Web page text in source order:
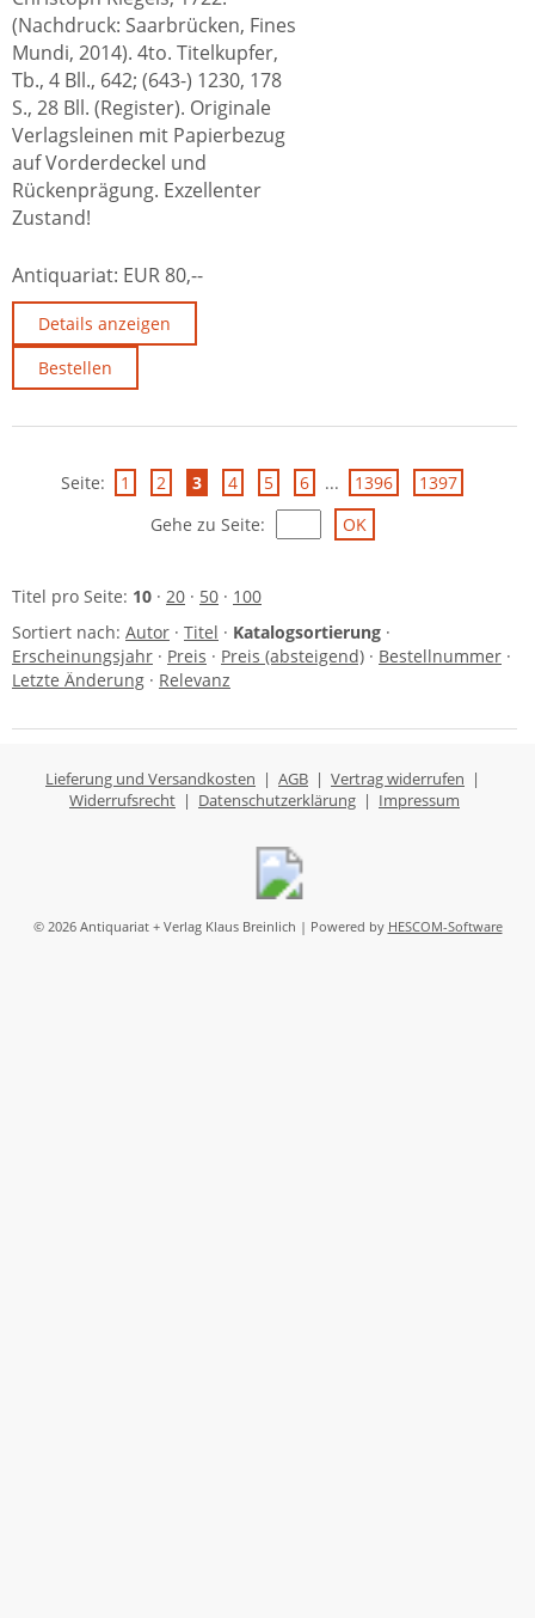
(Nachdruck: Saarbrücken, Fines
Mundi, 2014). 4to. Titelkupfer,
Tb., 4 Bll., 642; (643-) 1230, 178
S., 28 Bll. (Register). Originale
Verlagsleinen mit Papierbezug
auf Vorderdeckel und
Rückenprägung. Exzellenter
Zustand!
Antiquariat: EUR 80,--
Details anzeigen
Bestellen
Seite: 1 2 3 4 5 6 ... 1396
1397
Gehe zu Seite:
Titel pro Seite: 10 · 20 · 50 · 100
Sortiert nach: Autor · Titel · Katalogsortierung ·
Erscheinungsjahr · Preis · Preis (absteigend) · Bestellnummer ·
Letzte Änderung · Relevanz
Lieferung und Versandkosten | AGB | Vertrag widerrufen |
Widerrufsrecht | Datenschutzerklärung | Impressum
© 2026 Antiquariat + Verlag Klaus Breinlich | Powered by HESCOM-Software